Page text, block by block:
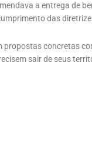
a entrega de
das
concretas
sair de seus